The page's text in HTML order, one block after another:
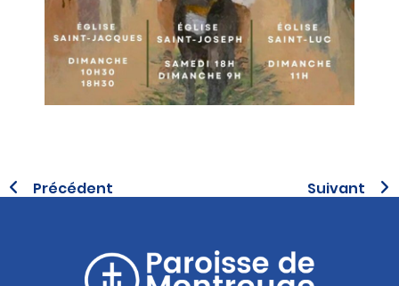
Précédent Suivant